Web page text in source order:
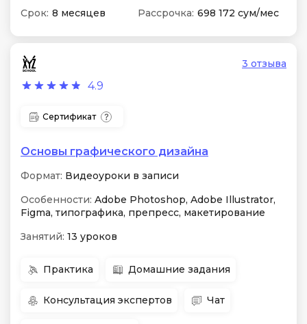
Срок: 8 месяцев Рассрочка: 698 172 сум/мес
4.9
3 отзыва
Сертификат
Основы графического дизайна
Формат: Видеоуроки в записи
Особенности: Adobe Photoshop, Adobe Illustrator,
Figma, типографика, препресс, макетирование
Занятий: 13 уроков
Практика Домашние задания
Консультация экспертов Чат